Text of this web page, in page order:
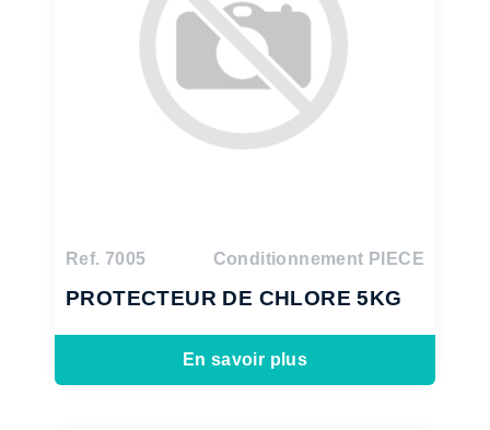
Ref. 7005 Conditionnement PIECE
PROTECTEUR DE CHLORE 5KG
En savoir plus